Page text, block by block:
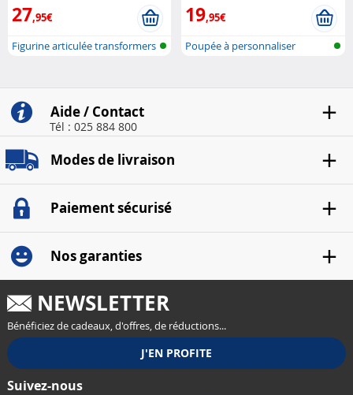
27,95€
Figurine articulée transformers
19,95€
Poupée à personnaliser
Aide / Contact
Tél : 025 884 800
Modes de livraison
Paiement sécurisé
Nos garanties
NEWSLETTER
Bénéficiez de cadeaux, d'offres, de réductions...
Suivez-nous